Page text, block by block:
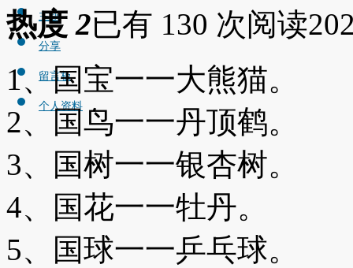
主题
分享
留言板
个人资料
热度2已有 130 次阅读
1、国宝一一大熊猫。
2、国鸟一一丹顶鹤。
3、国树一一银杏树。
4、国花一一牡丹。
5、国球一一乒乓球。